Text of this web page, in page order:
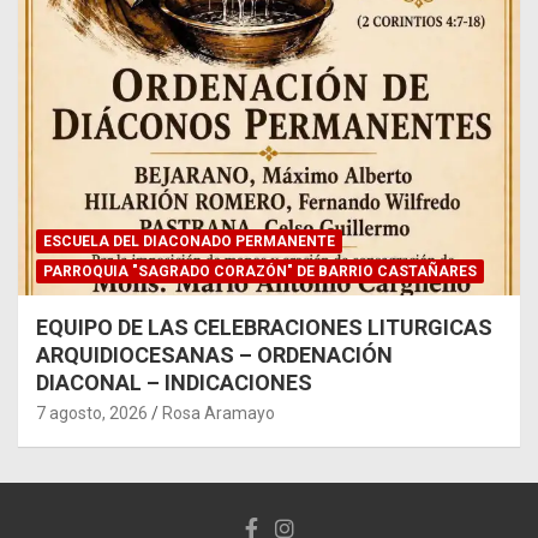
ESCUELA DEL DIACONADO PERMANENTE
PARROQUIA "SAGRADO CORAZÓN" DE BARRIO CASTAÑARES
EQUIPO DE LAS CELEBRACIONES LITURGICAS
ARQUIDIOCESANAS – ORDENACIÓN
DIACONAL – INDICACIONES
7 agosto, 2026 Rosa Aramayo